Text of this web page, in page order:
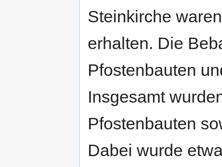
Steinkirche
erhalten. Die
Pfostenbauten
Insgesamt
Pfostenbauten
Dabei wurde